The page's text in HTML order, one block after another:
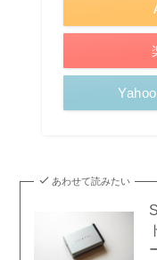
あわせて読みたい